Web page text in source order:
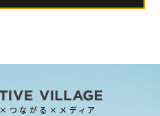
×つながる×メディア